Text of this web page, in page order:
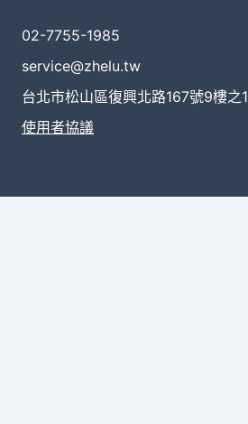
02-7755-1985
service@zhelu.tw
台北市松山區復興北路167號9樓之1
使用者協議